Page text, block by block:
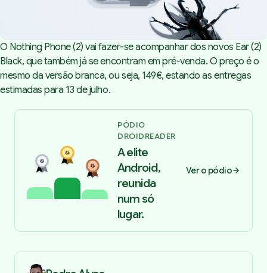
O Nothing Phone (2) vai fazer-se acompanhar dos novos Ear (2)
Black, que também já se encontram em pré-venda. O preço é o
mesmo da versão branca, ou seja, 149€, estando as entregas
estimadas para 13 de julho.
PÓDIO
DROIDREADER
A elite
Android,
reunida
num só
lugar.
Ver o pódio